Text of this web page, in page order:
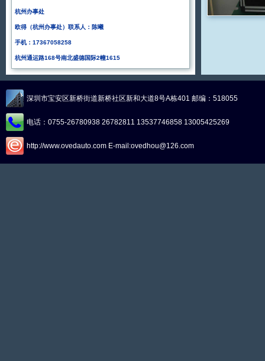
杭州办事处
欧得（杭州办事处）联系人：陈曦
手机：17367058258
杭州通运路168号南北盛德国际2幢1615
周立
深圳市宝安区新桥街道新桥社区新和大道8号A栋401 邮编：518055
电话：0755-26780938 26782811 13537746858 13005425269
http://www.ovedauto.com E-mail:ovedhou@126.com